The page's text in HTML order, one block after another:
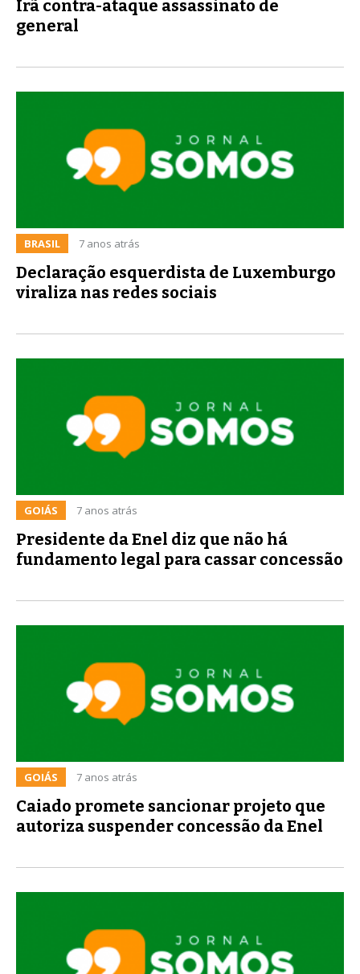
Irã contra-ataque assassinato de
general
BRASIL 7 anos atrás
Declaração esquerdista de Luxemburgo
viraliza nas redes sociais
GOIÁS 7 anos atrás
Presidente da Enel diz que não há
fundamento legal para cassar concessão
GOIÁS 7 anos atrás
Caiado promete sancionar projeto que
autoriza suspender concessão da Enel